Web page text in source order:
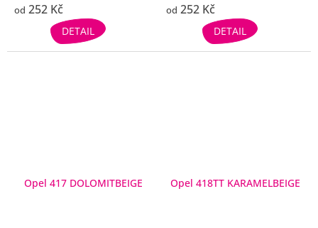
od 252 Kč
DETAIL
od 252 Kč
DETAIL
Opel 417 DOLOMITBEIGE Opel 418TT KARAMELBEIGE